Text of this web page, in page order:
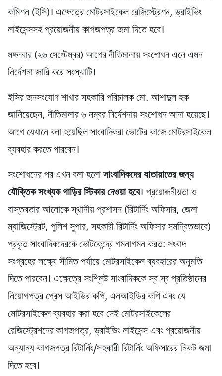
কমিশন (ইসি)। এক্ষেত্রে মোটরসাইকেল রেজিস্ট্রেশন, ড্রাইভিং
লাইসেন্সসহ প্রয়োজনীয় কাগজপত্র জমা দিতে হবে।
মঙ্গলবার (২৬ সেপ্টেম্বর) আগের নীতিমালায় সংশোধন এনে এমন
নির্দেশনা জারি করে সংস্থাটি।
ইসির জনসংযোগ শাখার সহকারি পরিচালক মো. আশাদুল হক
জানিয়েছেন, নীতিমালার ৬ নম্বর নির্দেশনায় সংশোধন আনা হয়েছে।
আগে যেখানে বলা হয়েছিল সাংবাদিকরা ভোটের কাজে মোটরসাইকেল
ব্যবহার করতে পারবেন।
সংশোধনের পর এখন বলা হলো-সাংবাদিকদের যাতায়াতের জন্য
যৌক্তিক সংখ্যক গাড়ির স্টিকার দেওয়া হবে। প্রয়োজনীয়তা ও
বাস্তবতার আলোকে স্থানীয় প্রশাসন (রিটার্নিং অফিসার, জেলা
ম্যাজিস্ট্রেট, পুলিশ সুপার, সহকারী রিটার্নিং অফিসার সমন্বিতভাবে)
প্রকৃত সাংবাদিকদেরকে ভোটকেন্দ্রে গমনাগমন করত: সংবাদ
সংগ্রহের লক্ষ্যে সীমিত পর্যায়ে মোটরসাইকেল ব্যবহারের অনুমতি
দিতে পারবেন। এক্ষেত্রে সংশ্লিষ্ট সাংবাদিককে স্ব স্ব প্রতিষ্ঠানের
নিয়োগপত্র প্রেস আইডির কপি, এনআইডির কপি এবং যে
মোটরসাইকেল ব্যবহার করা হবে সেই মোটরসাইকেলের
রেজিস্ট্রেশনের কাগজপত্র, ড্রাইভিং লাইসেন্স এবং প্রয়োজনীয়
অন্যান্য কাগজপত্র রিটার্নিং/সহকারী রিটার্নিং অফিসারের নিকট জমা
দিতে হবে।